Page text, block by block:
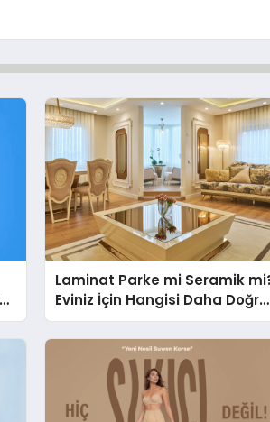
Laminat Parke mi Seramik
Eviniz İçin Hangisi Daha Doğru
Seçim?